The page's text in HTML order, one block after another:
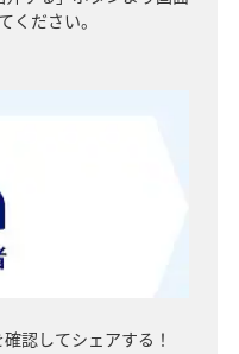
ください。
認してシェアする！